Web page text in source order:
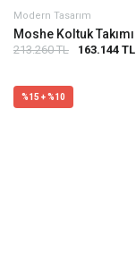
Modern Tasarım
Moshe Koltuk Takımı
213.260 TL 163.144 TL
%15 + %10